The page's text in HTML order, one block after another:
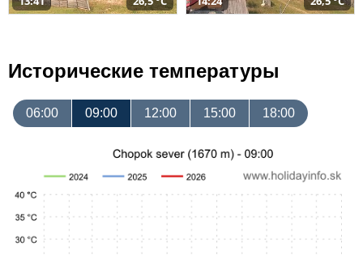
Исторические температуры
06:00 09:00 12:00 15:00 18:00